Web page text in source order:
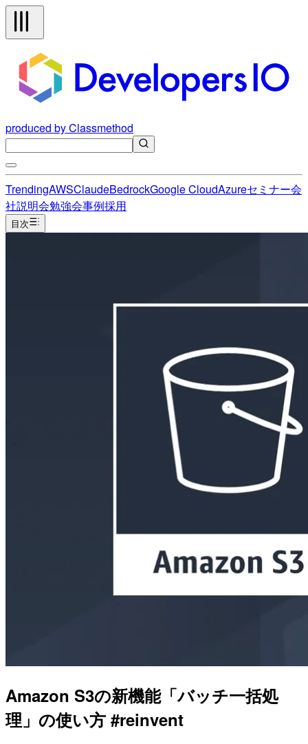
produced by Classmethod
TrendingAWSClaudeBedrockGoogle CloudAzureセミナー会
社説明会勉強会事例採用
目次
Amazon S3の新機能「バッチ一括処
理」の使い方 #reinvent